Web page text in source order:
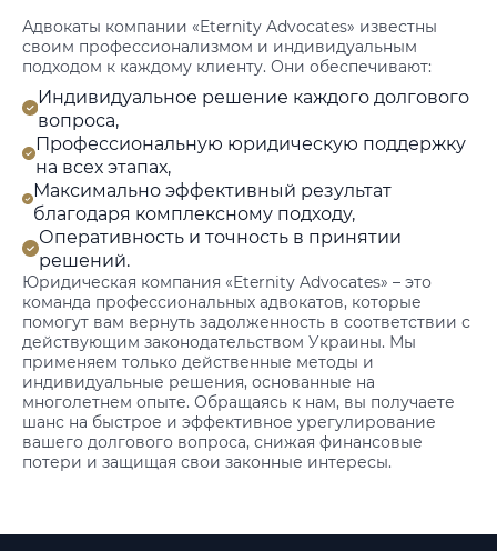
Адвокаты компании «Eternity Advocates» известны
своим профессионализмом и индивидуальным
подходом к каждому клиенту. Они обеспечивают:
Индивидуальное решение каждого долгового
вопроса,
Профессиональную юридическую поддержку
на всех этапах,
Максимально эффективный результат
благодаря комплексному подходу,
Оперативность и точность в принятии
решений.
Юридическая компания «Eternity Advocates» – это
команда профессиональных адвокатов, которые
помогут вам вернуть задолженность в соответствии с
действующим законодательством Украины. Мы
применяем только действенные методы и
индивидуальные решения, основанные на
многолетнем опыте. Обращаясь к нам, вы получаете
шанс на быстрое и эффективное урегулирование
вашего долгового вопроса, снижая финансовые
потери и защищая свои законные интересы.